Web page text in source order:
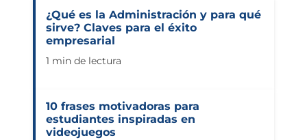
¿Qué es la Administración y para qué
sirve? Claves para el éxito
empresarial
1 min de lectura
10 frases motivadoras para
estudiantes inspiradas en
videojuegos